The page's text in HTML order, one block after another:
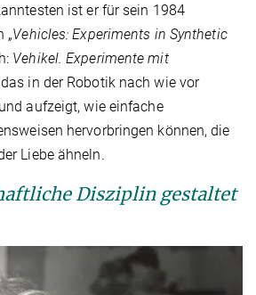
ist er für sein 1984
„Vehicles: Experiments in Synthetic
Vehikel. Experimente mit
in der Robotik nach wie vor
aufzeigt, wie einfache
hervorbringen können, die
Liebe ähneln.
Disziplin gestaltet